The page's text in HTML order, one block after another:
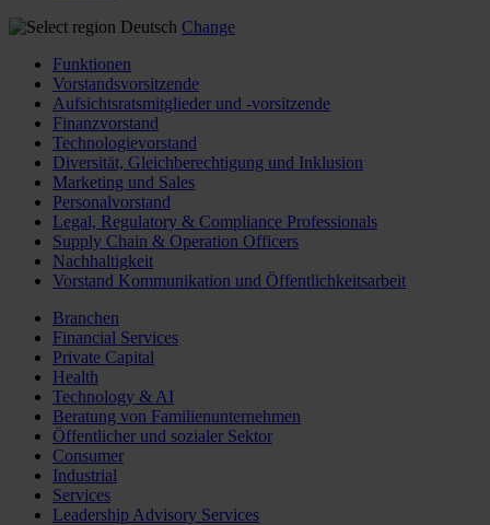
Deutsch Change
Funktionen
Vorstandsvorsitzende
Aufsichtsratsmitglieder und -vorsitzende
Finanzvorstand
Technologievorstand
Diversität, Gleichberechtigung und Inklusion
Marketing und Sales
Personalvorstand
Legal, Regulatory & Compliance Professionals
Supply Chain & Operation Officers
Nachhaltigkeit
Vorstand Kommunikation und Öffentlichkeitsarbeit
Branchen
Financial Services
Private Capital
Health
Technology & AI
Beratung von Familienunternehmen
Öffentlicher und sozialer Sektor
Consumer
Industrial
Services
Leadership Advisory Services